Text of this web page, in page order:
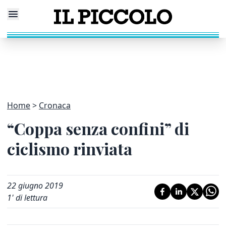
Home Cronaca
“Coppa senza confini” di
ciclismo rinviata
22 giugno 2019
1' di lettura